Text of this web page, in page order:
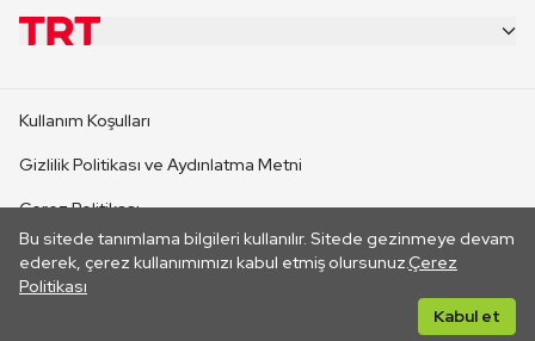
Bu sitede tanımlama bilgileri kullanılır. Sitede gezinmeye devam
ederek, çerez kullanımımızı kabul etmiş olursunuz.Çerez
Politikası
Kabul et
CANLI YAYINLAR
Kullanım Koşulları
Gizlilik Politikası ve Aydınlatma Metni
Çerez Politikası
İletişim
Her hakkı saklıdır. ©2026 TRT. Bağlantı yoluyla gidilen dış